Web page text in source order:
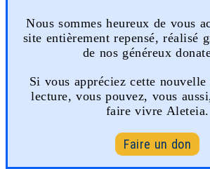
Nous sommes heureux de vous
site entièrement repensé, réalisé
de nos généreux
Si vous appréciez cette nouvelle
lecture, vous pouvez, vous
faire vivre Aleteia.
Faire un don